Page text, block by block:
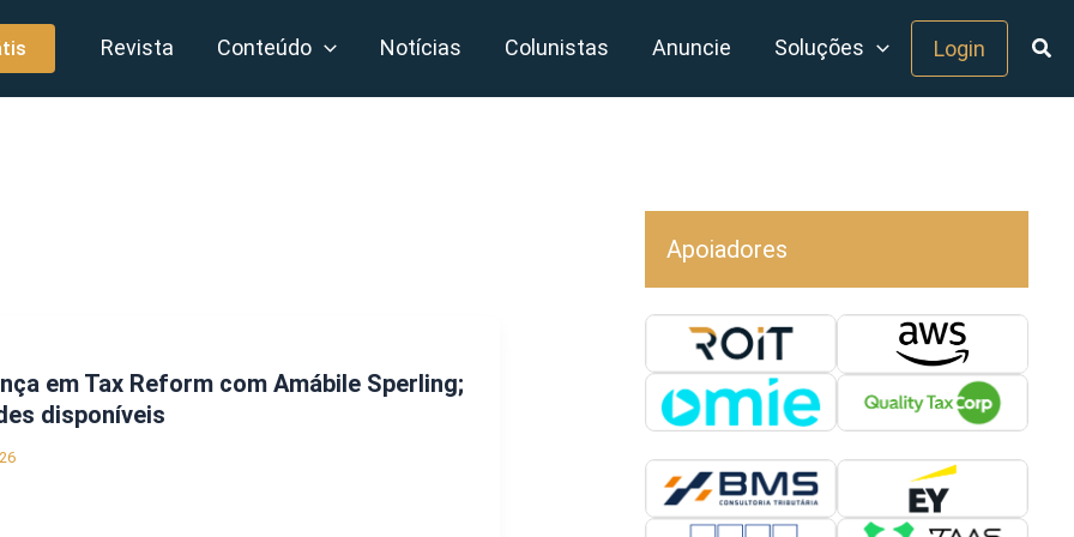
Revista Conteúdo Notícias Colunistas Anuncie Soluções Login
em Tax Reform com Amábile Sperling;
disponíveis
Apoiadores